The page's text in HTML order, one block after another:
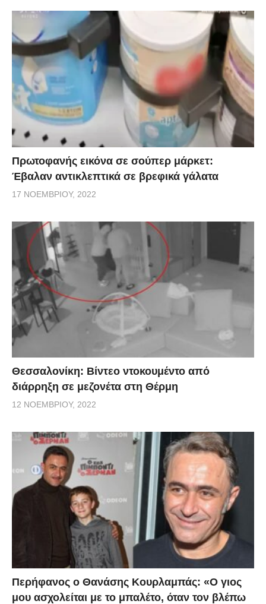
Πρωτοφανής εικόνα σε σούπερ μάρκετ:
Έβαλαν αντικλεπτικά σε βρεφικά γάλατα
17 ΝΟΕΜΒΡΊΟΥ, 2022
Θεσσαλονίκη: Βίντεο ντοκουμέντο από
διάρρηξη σε μεζονέτα στη Θέρμη
12 ΝΟΕΜΒΡΊΟΥ, 2022
Περήφανος ο Θανάσης Κουρλαμπάς: «Ο γιος
μου ασχολείται με το μπαλέτο, όταν τον βλέπω